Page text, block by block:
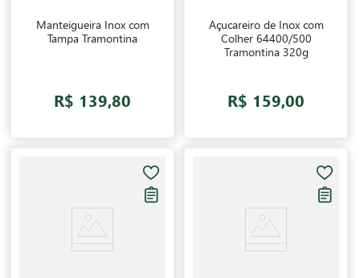
Manteigueira Inox com
Tampa Tramontina
R$ 139,80
Açucareiro de Inox com
Colher 64400/500
Tramontina 320g
R$ 159,00